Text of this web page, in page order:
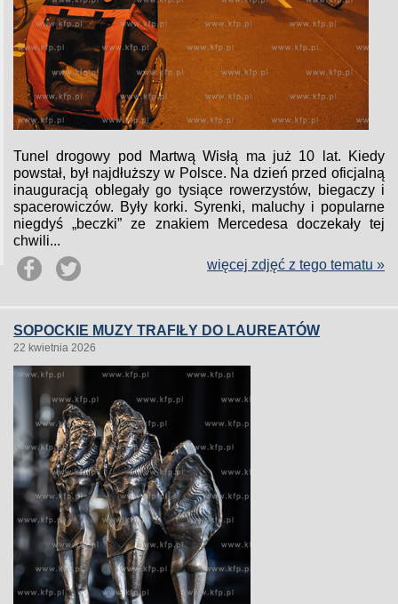
Tunel drogowy pod Martwą Wisłą ma już 10 lat. Kiedy
powstał, był najdłuższy w Polsce. Na dzień przed oficjalną
inauguracją oblegały go tysiące rowerzystów, biegaczy i
spacerowiczów. Były korki. Syrenki, maluchy i popularne
niegdyś „beczki” ze znakiem Mercedesa doczekały tej
chwili...
więcej zdjęć z tego tematu »
SOPOCKIE MUZY TRAFIŁY DO LAUREATÓW
22 kwietnia 2026